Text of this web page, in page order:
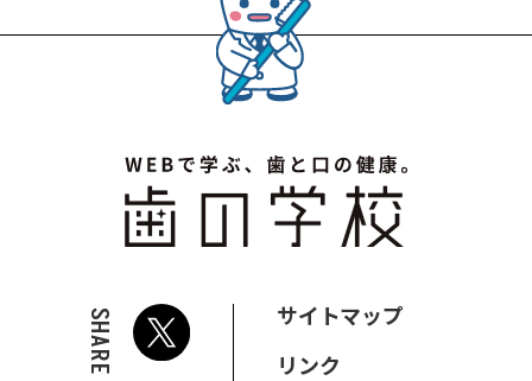
SHARE
サイトマップ
リンク